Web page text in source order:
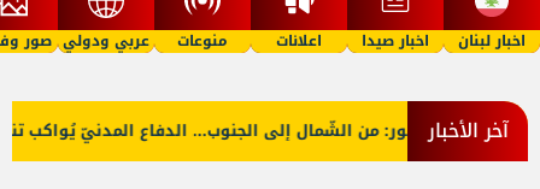
اخبار لبنان اخبار صيدا اعلانات منوعات عربي ودولي صور
آخر الأخباربالصّور: من الشّمال إلى الجنوب... الدفاع المدنيّ يُواكب